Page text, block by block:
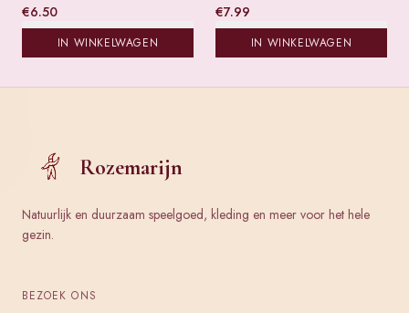
€6.50
IN WINKELWAGEN
€7.99
IN WINKELWAGEN
Rozemarijn
Natuurlijk en duurzaam speelgoed, kleding en meer voor het hele
gezin.
BEZOEK ONS